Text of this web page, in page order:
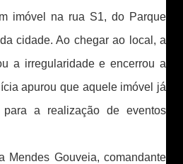
imóvel na rua S1, do Parque
cidade. Ao chegar ao local, a
a irregularidade e encerrou a
apurou que aquele imóvel já
a realização de eventos
Mendes Gouveia, comandante